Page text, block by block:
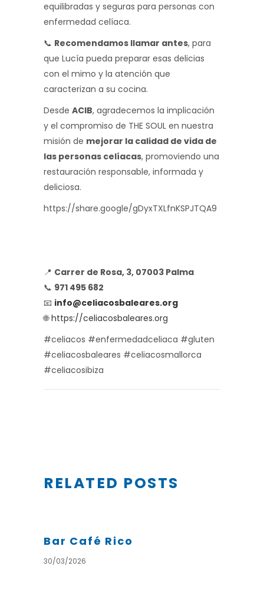
equilibradas y seguras para personas con
enfermedad celíaca.
📞 Recomendamos llamar antes, para
que Lucía pueda preparar esas delicias
con el mimo y la atención que
caracterizan a su cocina.
Desde ACIB, agradecemos la implicación
y el compromiso de THE SOUL en nuestra
misión de mejorar la calidad de vida de
las personas celíacas, promoviendo una
restauración responsable, informada y
deliciosa.
https://share.google/gDyxTXLfnKSPJTQA9
📍 Carrer de Rosa, 3, 07003 Palma
📞 971 495 682
📧 info@celiacosbaleares.org
🌐https://celiacosbaleares.org
#celiacos #enfermedadceliaca #gluten
#celiacosbaleares #celiacosmallorca
#celiacosibiza
RELATED POSTS
Bar Café Rico
30/03/2026